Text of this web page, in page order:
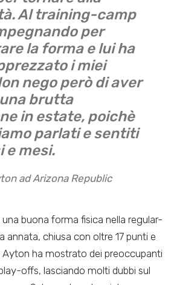
Al training-camp
per
la forma e lui ha
i miei
nego però di aver
brutta
in estate, poichè
parlati e sentiti
e mesi.
ad Arizona Republic
buona forma fisica nella regular-
annata, chiusa con oltre 17 punti e
Ayton ha mostrato dei preoccupanti
offs, lasciando molti dubbi sul